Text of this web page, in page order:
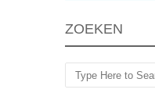
ZOEKEN
Zoeken